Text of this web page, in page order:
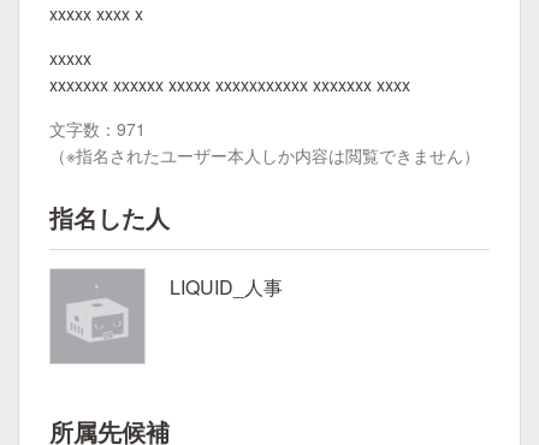
xxxxx xxxx x
xxxxx
xxxxxxx xxxxxx xxxxx xxxxxxxxxxx xxxxxxx xxxx
文字数：971
（※指名されたユーザー本人しか内容は閲覧できません）
指名した人
LIQUID_人事
所属先候補